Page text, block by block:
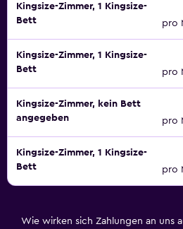
Kingsize-Zimmer, 1 Kingsize-
Bett
pro
Kingsize-Zimmer, 1 Kingsize-
Bett
pro
Kingsize-Zimmer, kein Bett
angegeben
pro
Kingsize-Zimmer, 1 Kingsize-
Bett
pro
Wie wirken sich Zahlungen an uns